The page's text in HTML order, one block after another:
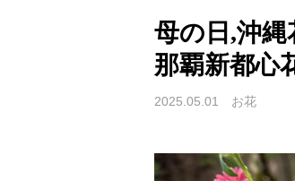
母の日,沖
那覇新都心
2025.05.01 お花